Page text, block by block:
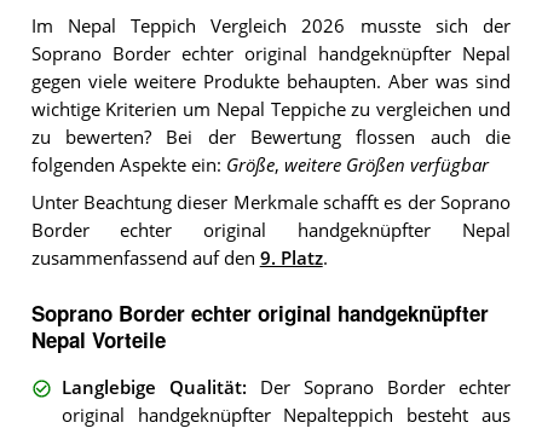
Im Nepal Teppich Vergleich 2026 musste sich der
Soprano Border echter original handgeknüpfter Nepal
gegen viele weitere Produkte behaupten. Aber was sind
wichtige Kriterien um Nepal Teppiche zu vergleichen und
zu bewerten? Bei der Bewertung flossen auch die
folgenden Aspekte ein: Größe, weitere Größen verfügbar
Unter Beachtung dieser Merkmale schafft es der Soprano
Border echter original handgeknüpfter Nepal
zusammenfassend auf den 9. Platz.
Soprano Border echter original handgeknüpfter
Nepal Vorteile
Langlebige Qualität: Der Soprano Border echter
original handgeknüpfter Nepalteppich besteht aus